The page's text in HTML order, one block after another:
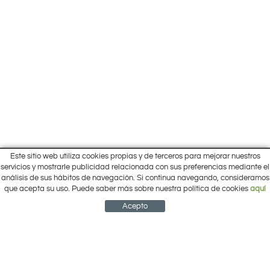
Inicio
Ofertas
Marcas
Pol. Cantalgallo Calle A Naves 10-12
ARACENA (Huelva)
959 12 63 64
info@electrobricogarden.com
CUENTA CESTA
Este sitio web utiliza cookies propias y de terceros para mejorar nuestros
servicios y mostrarle publicidad relacionada con sus preferencias mediante el
análisis de sus hábitos de navegación. Si continua navegando, consideramos
que acepta su uso. Puede saber más sobre nuestra política de cookies aquí
Acepto